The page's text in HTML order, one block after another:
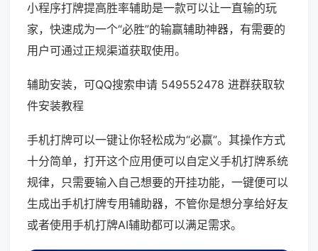
小程序打牌提高胜率辅助是一款可以让一直输的玩
家，快速成为一个“必胜”的输赢辅助神器，有需要的
用户可通过正规渠道获取使用。
辅助安装，可QQ搜索申请 549552478 进群获取软
件安装教程
手机打牌可以一键让你轻松成为“必赢”。其操作方式
十分简单，打开这个应用便可以自定义手机打牌系统
规律，只需要输入自己想要的开挂功能，一键便可以
生成出手机打牌专用辅助器，不管你是想分享给好友
或者使用手机打牌AI辅助都可以满足需求。